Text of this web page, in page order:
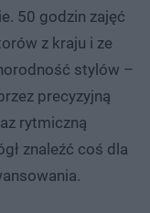
50 godzin zajęć
z kraju i ze
stylów –
precyzyjną
rytmiczną
znaleźć coś dla